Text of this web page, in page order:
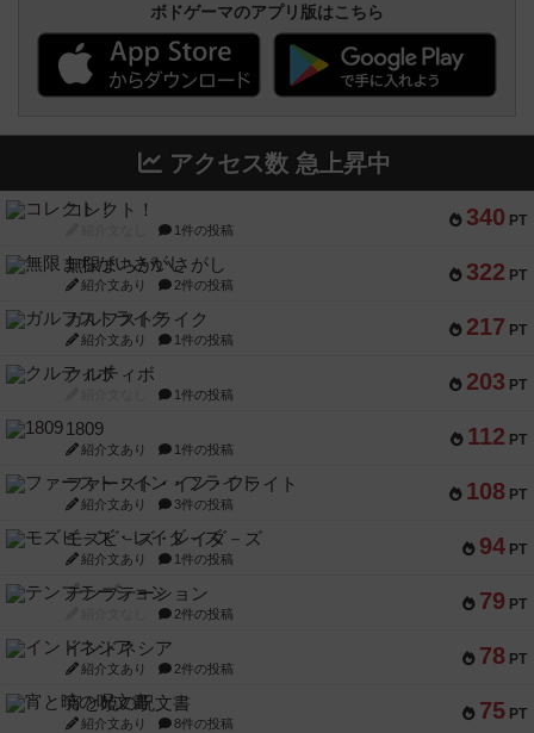
ボドゲーマのアプリ版はこちら
アクセス数 急上昇中
340 PT
コレクト！
1件の投稿
322 PT
無限まちがいさがし
紹介文あり 2件の投稿
217 PT
ガルフストライク
紹介文あり 1件の投稿
203 PT
クルティボ
1件の投稿
112 PT
1809
紹介文あり 1件の投稿
108 PT
ファースト・イン・フライト
紹介文あり 3件の投稿
94 PT
モズビ－ズ・レイダ－ズ
紹介文あり 1件の投稿
79 PT
テンプテーション
2件の投稿
78 PT
インドネシア
紹介文あり 2件の投稿
75 PT
宵と暁の呪文書
紹介文あり 8件の投稿